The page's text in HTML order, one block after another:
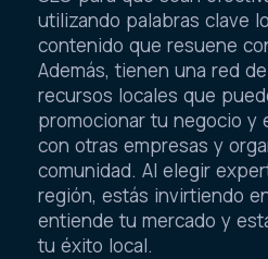
utilizando palabras clave
contenido que resuene
Además, tienen una red
recursos locales que
promocionar tu negocio y
con otras empresas y
comunidad. Al elegir
región, estás invirtiendo
entiende tu mercado y
tu éxito local.